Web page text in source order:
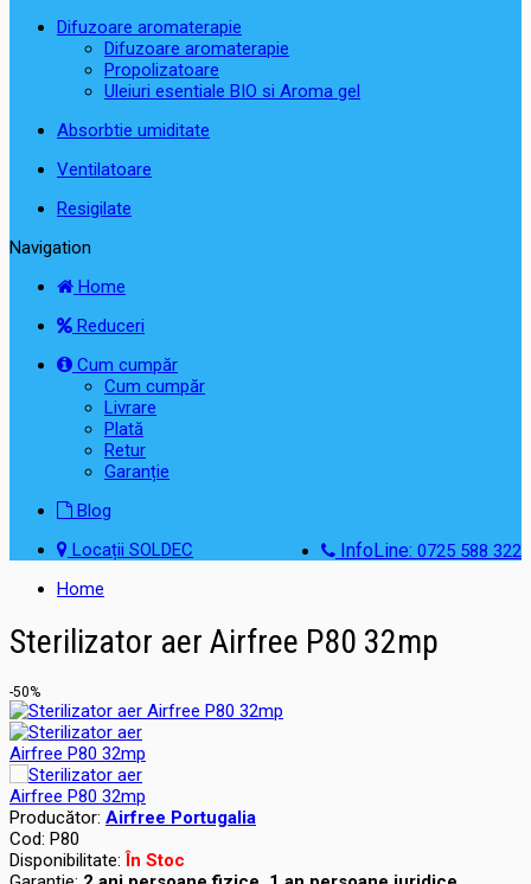
Difuzoare aromaterapie
Difuzoare aromaterapie
Propolizatoare
Uleiuri esentiale BIO si Aroma gel
Absorbtie umiditate
Ventilatoare
Resigilate
Navigation
Home
Reduceri
Cum cumpăr
Cum cumpăr
Livrare
Plată
Retur
Garanție
Blog
InfoLine: 0725 588 322
Locații SOLDEC
Home
Sterilizator aer Airfree P80 32mp
-50%
Producător: Airfree Portugalia
Cod: P80
Disponibilitate: În Stoc